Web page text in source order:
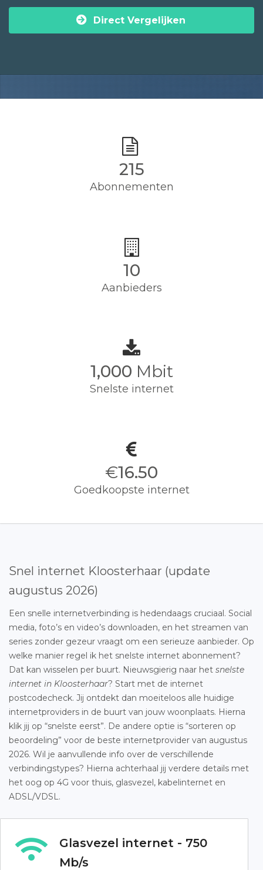
Direct Vergelijken
215
Abonnementen
10
Aanbieders
1,000 Mbit
Snelste internet
€16.50
Goedkoopste internet
Snel internet Kloosterhaar (update
augustus 2026)
Een snelle internetverbinding is hedendaags cruciaal. Social
media, foto’s en video’s downloaden, en het streamen van
series zonder gezeur vraagt om een serieuze aanbieder. Op
welke manier regel ik het snelste internet abonnement?
Dat kan wisselen per buurt. Nieuwsgierig naar het snelste
internet in Kloosterhaar? Start met de internet
postcodecheck. Jij ontdekt dan moeiteloos alle huidige
internetproviders in de buurt van jouw woonplaats. Hierna
klik jij op “snelste eerst”. De andere optie is “sorteren op
beoordeling” voor de beste internetprovider van augustus
2026. Wil je aanvullende info over de verschillende
verbindingstypes? Hierna achterhaal jij verdere details met
het oog op 4G voor thuis, glasvezel, kabelinternet en
ADSL/VDSL.
Glasvezel internet - 750
Mb/s